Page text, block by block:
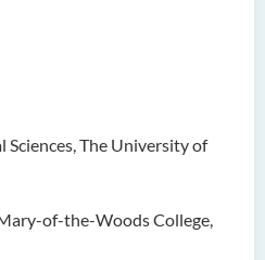
Sciences, The University of
of-the-Woods College,
依玲女士
潤泉博士